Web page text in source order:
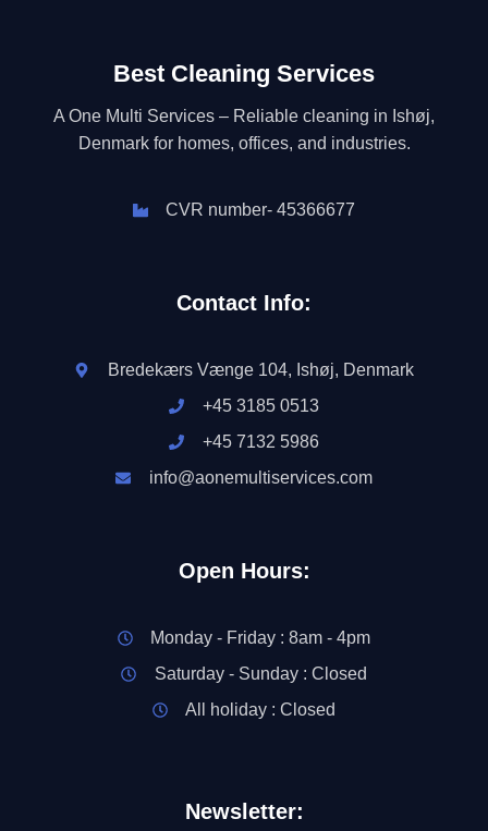
Best Cleaning Services
A One Multi Services – Reliable cleaning in Ishøj,
Denmark for homes, offices, and industries.
CVR number- 45366677
Contact Info:
Bredekærs Vænge 104, Ishøj, Denmark
+45 3185 0513
+45 7132 5986
info@aonemultiservices.com
Open Hours:
Monday - Friday : 8am - 4pm
Saturday - Sunday : Closed
All holiday : Closed
Newsletter: